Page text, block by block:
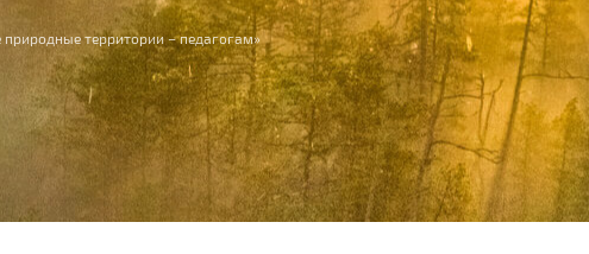
территории – педагогам»